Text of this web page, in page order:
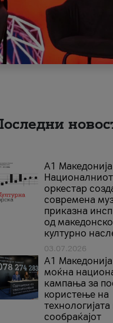
А1
оркестар
современа
приказна
од
културно
03.07.2026
A1
моќна
кампања за
користење на
технологијата
сообраќајот